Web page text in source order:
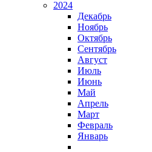
2024
Декабрь
Ноябрь
Октябрь
Сентябрь
Август
Июль
Июнь
Май
Апрель
Март
Февраль
Январь